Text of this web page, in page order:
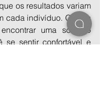
os resultados variam
cada indivíduo. O mais
uma solução
se sentir confortável e